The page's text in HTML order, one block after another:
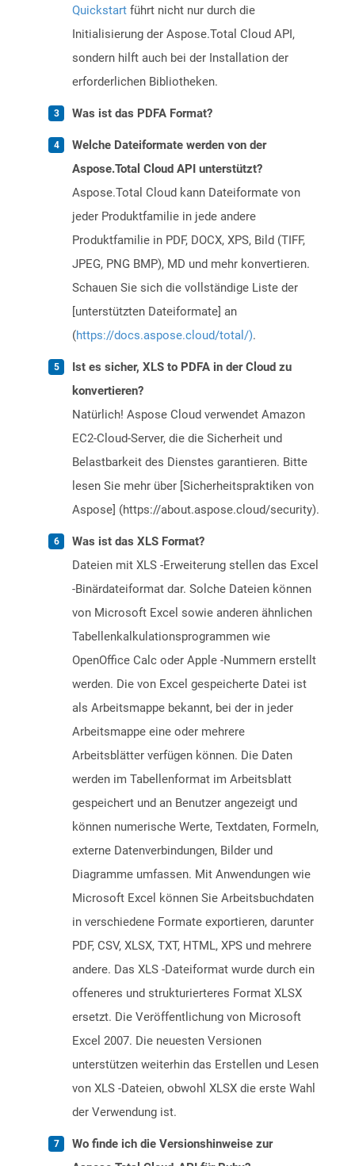
Quickstart führt nicht nur durch die
Initialisierung der Aspose.Total Cloud API,
sondern hilft auch bei der Installation der
erforderlichen Bibliotheken.
Was ist das PDFA Format?
Welche Dateiformate werden von der
Aspose.Total Cloud API unterstützt?
Aspose.Total Cloud kann Dateiformate von
jeder Produktfamilie in jede andere
Produktfamilie in PDF, DOCX, XPS, Bild (TIFF,
JPEG, PNG BMP), MD und mehr konvertieren.
Schauen Sie sich die vollständige Liste der
[unterstützten Dateiformate] an
(https://docs.aspose.cloud/total/).
Ist es sicher, XLS to PDFA in der Cloud zu
konvertieren?
Natürlich! Aspose Cloud verwendet Amazon
EC2-Cloud-Server, die die Sicherheit und
Belastbarkeit des Dienstes garantieren. Bitte
lesen Sie mehr über [Sicherheitspraktiken von
Aspose] (https://about.aspose.cloud/security).
Was ist das XLS Format?
Dateien mit XLS -Erweiterung stellen das Excel
-Binärdateiformat dar. Solche Dateien können
von Microsoft Excel sowie anderen ähnlichen
Tabellenkalkulationsprogrammen wie
OpenOffice Calc oder Apple -Nummern erstellt
werden. Die von Excel gespeicherte Datei ist
als Arbeitsmappe bekannt, bei der in jeder
Arbeitsmappe eine oder mehrere
Arbeitsblätter verfügen können. Die Daten
werden im Tabellenformat im Arbeitsblatt
gespeichert und an Benutzer angezeigt und
können numerische Werte, Textdaten, Formeln,
externe Datenverbindungen, Bilder und
Diagramme umfassen. Mit Anwendungen wie
Microsoft Excel können Sie Arbeitsbuchdaten
in verschiedene Formate exportieren, darunter
PDF, CSV, XLSX, TXT, HTML, XPS und mehrere
andere. Das XLS -Dateiformat wurde durch ein
offeneres und strukturierteres Format XLSX
ersetzt. Die Veröffentlichung von Microsoft
Excel 2007. Die neuesten Versionen
unterstützen weiterhin das Erstellen und Lesen
von XLS -Dateien, obwohl XLSX die erste Wahl
der Verwendung ist.
Wo finde ich die Versionshinweise zur